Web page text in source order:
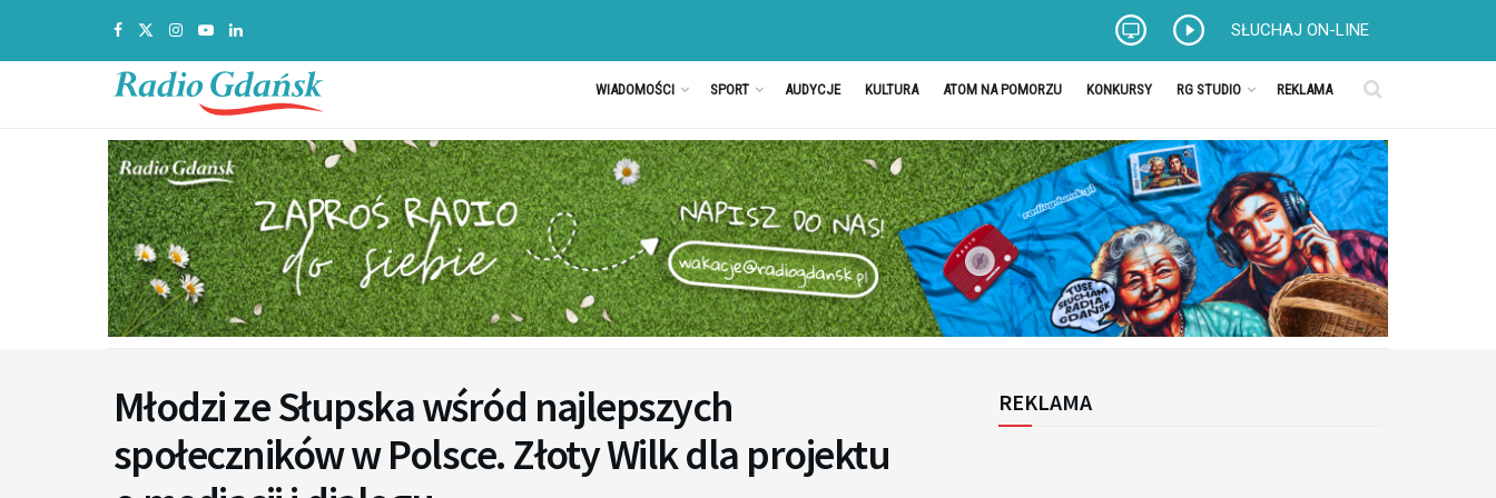
SŁUCHAJ ON-LINE
WIADOMOŚCI SPORT AUDYCJE KULTURA ATOM NA POMORZU KONKURSY RG STUDIO REKLAMA
Młodzi ze Słupska wśród najlepszych
społeczników w Polsce. Złoty Wilk dla projektu
REKLAMA